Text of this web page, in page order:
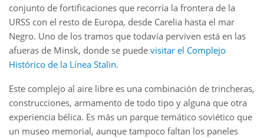
conjunto de fortificaciones que recorría la frontera de la
URSS con el resto de Europa, desde Carelia hasta el mar
Negro. Uno de los tramos que todavía perviven está en las
afueras de Minsk, donde se puede visitar el Complejo
Histórico de la Línea Stalin.
Este complejo al aire libre es una combinación de trincheras,
construcciones, armamento de todo tipo y alguna que otra
experiencia bélica. Es más un parque temático soviético que
un museo memorial, aunque tampoco faltan los paneles